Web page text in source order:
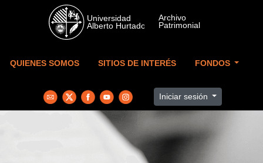
Skip to main content
QUIENES SOMOS SITIOS DE INTERÉS FONDOS
Iniciar sesión